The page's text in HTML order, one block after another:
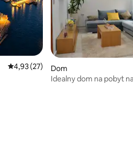
Średnia ocena: 4,93 na 5, liczba
4,93 (27)
Dom
Idealny dom na pobyt